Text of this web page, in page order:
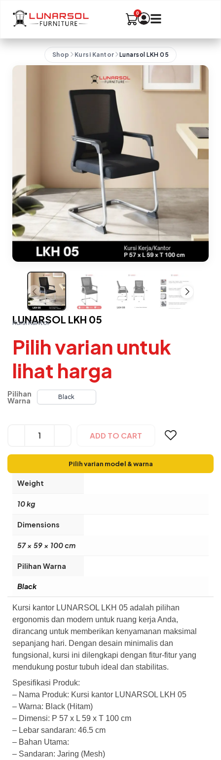
Shop Kursi Kantor Lunarsol LKH 05
LUNARSOL LKH 05
Kursi Kantor
Pilih varian untuk
lihat harga
Pilihan
Warna Black
ADD TO CART
Alternative:
Pilih varian model & warna
Weight
10 kg
Dimensions
57 × 59 × 100 cm
Pilihan Warna
Black
Kursi kantor LUNARSOL LKH 05 adalah pilihan
ergonomis dan modern untuk ruang kerja Anda,
dirancang untuk memberikan kenyamanan maksimal
sepanjang hari. Dengan desain minimalis dan
fungsional, kursi ini dilengkapi dengan fitur-fitur yang
mendukung postur tubuh ideal dan stabilitas.
Spesifikasi Produk:
– Nama Produk: Kursi kantor LUNARSOL LKH 05
– Warna: Black (Hitam)
– Dimensi: P 57 x L 59 x T 100 cm
– Lebar sandaran: 46.5 cm
– Bahan Utama:
– Sandaran: Jaring (Mesh)